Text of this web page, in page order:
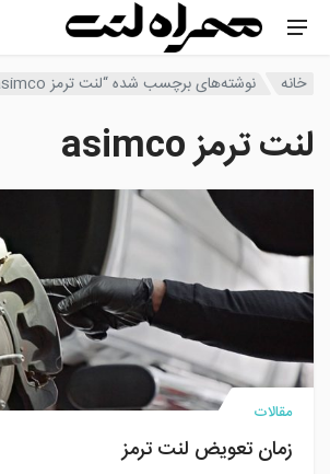
خانه نوشته‌های برچسب شده “لنت ترمز asimco”
لنت ترمز asimco
مقالات
زمان تعویض لنت ترمز